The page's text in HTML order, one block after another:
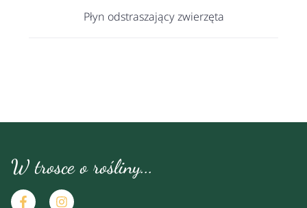
Płyn odstraszający zwierzęta
W trosce o rośliny...